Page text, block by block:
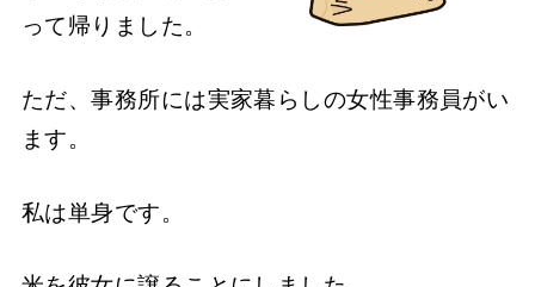
って帰りました。
ただ、事務所には実家暮らしの女性事務員がい
ます。
私は単身です。